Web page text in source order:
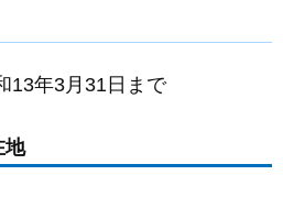
13年3月31日まで
地